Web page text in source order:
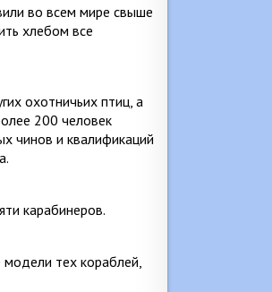
во всем мире свыше
хлебом все
охотничьих птиц, а
200 человек
чинов и квалификаций
карабинеров.
модели тех ко­раблей,